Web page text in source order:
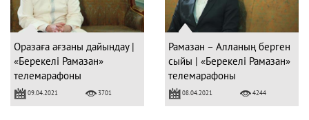
Оразаға ағзаны дайындау |
«Берекелі Рамазан»
телемарафоны
09.04.2021 3701
Рамазан – Алланың берген
сыйы | «Берекелі Рамазан»
телемарафоны
08.04.2021 4244